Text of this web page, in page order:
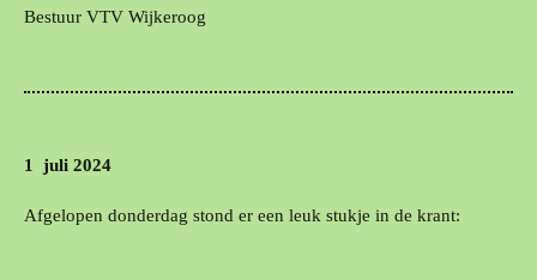
Bestuur VTV Wijkeroog
1 juli 2024
Afgelopen donderdag stond er een leuk stukje in de krant: